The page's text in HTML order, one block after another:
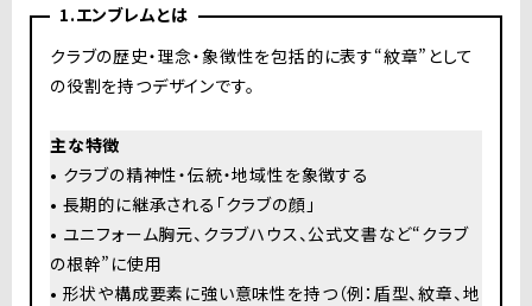
1.エンブレムとは
クラブの歴史・理念・象徴性を包括的に表す“紋章”として
の役割を持つデザインです。
主な特徴
• クラブの精神性・伝統・地域性を象徴する
• 長期的に継承される「クラブの顔」
• ユニフォーム胸元、クラブハウス、公式文書など“クラブ
の根幹”に使用
• 形状や構成要素に強い意味性を持つ（例：盾型、紋章、地